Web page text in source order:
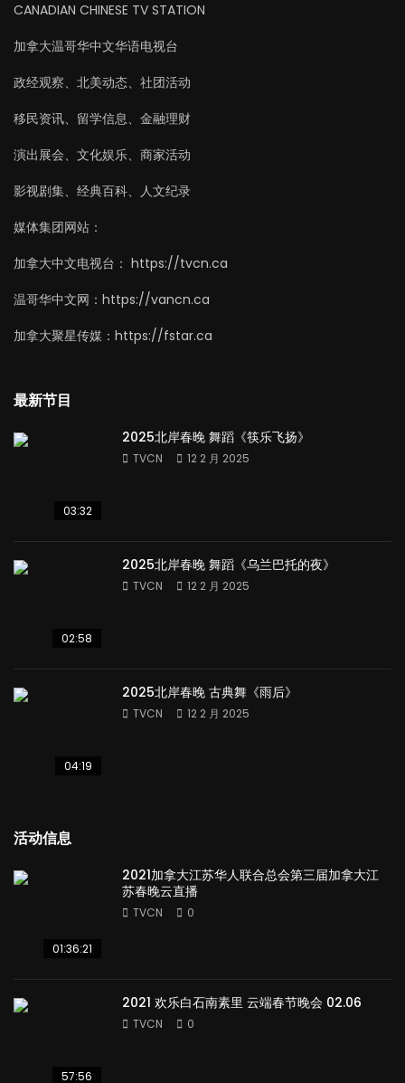
CANADIAN CHINESE TV STATION
加拿大温哥华中文华语电视台
政经观察、北美动态、社团活动
移民资讯、留学信息、金融理财
演出展会、文化娱乐、商家活动
影视剧集、经典百科、人文纪录
媒体集团网站：
加拿大中文电视台： https://tvcn.ca
温哥华中文网：https://vancn.ca
加拿大聚星传媒：https://fstar.ca
最新节目
03:32
2025北岸春晚 舞蹈《筷乐飞扬》
TVCN 12 2 月 2025
02:58
2025北岸春晚 舞蹈《乌兰巴托的夜》
TVCN 12 2 月 2025
04:19
2025北岸春晚 古典舞《雨后》
TVCN 12 2 月 2025
活动信息
01:36:21
2021加拿大江苏华人联合总会第三届加拿大江
苏春晚云直播
TVCN 0
57:56
2021 欢乐白石南素里 云端春节晚会 02.06
TVCN 0